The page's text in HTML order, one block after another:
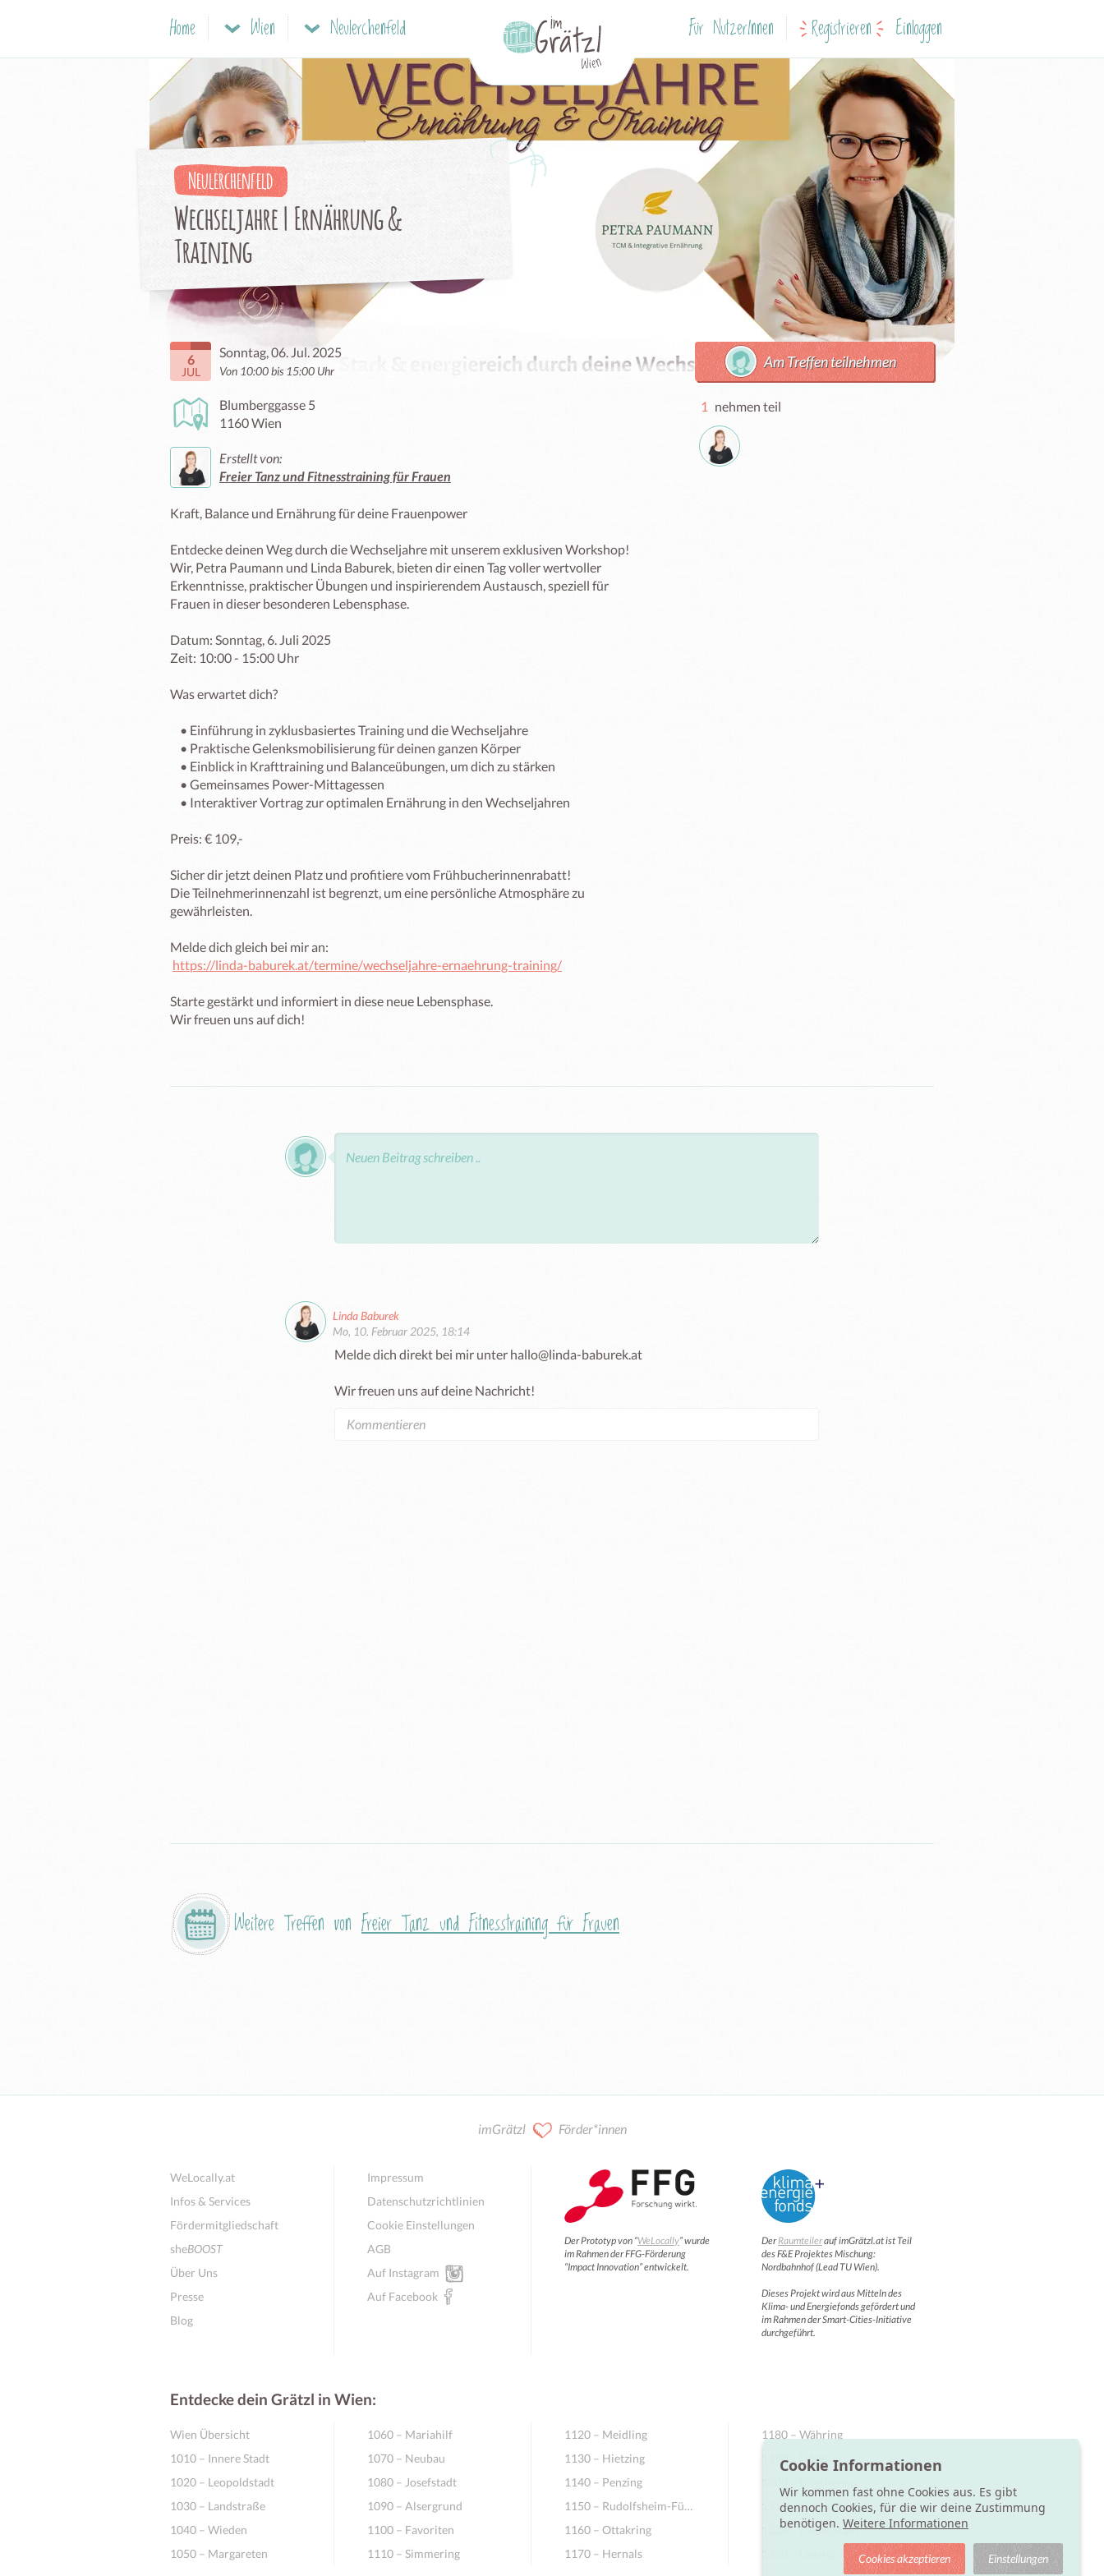
Home Wien Neulerchenfeld Für NutzerInnen Registrieren Einloggen
Neulerchenfeld
Wechseljahre | Ernährung &
Training
6
JUL
Sonntag, 06. Jul. 2025
Von 10:00 bis 15:00 Uhr
Blumberggasse 5
1160 Wien
Erstellt von:
Freier Tanz und Fitnesstraining für Frauen
Kraft, Balance und Ernährung für deine Frauenpower
Entdecke deinen Weg durch die Wechseljahre mit unserem exklusiven Workshop!
Wir, Petra Paumann und Linda Baburek, bieten dir einen Tag voller wertvoller
Erkenntnisse, praktischer Übungen und inspirierendem Austausch, speziell für
Frauen in dieser besonderen Lebensphase.
Datum: Sonntag, 6. Juli 2025
Zeit: 10:00 - 15:00 Uhr
Was erwartet dich?
Preis: € 109,-
Sicher dir jetzt deinen Platz und profitiere vom Frühbucherinnenrabatt!
Die Teilnehmerinnenzahl ist begrenzt, um eine persönliche Atmosphäre zu
gewährleisten.
Melde dich gleich bei mir an:
https://linda-baburek.at/termine/wechseljahre-ernaehrung-training/
Starte gestärkt und informiert in diese neue Lebensphase.
Wir freuen uns auf dich!
Am Treffen teilnehmen
1 nehmen teil
Linda Baburek
Mo, 10. Februar 2025, 18:14
Melde dich direkt bei mir unter hallo@linda-baburek.at
Wir freuen uns auf deine Nachricht!
Weitere Treffen von Freier Tanz und Fitnesstraining für Frauen
imGrätzl Förder*innen
WeLocally.at
Infos & Services
Fördermitgliedschaft
sheBOOST
Über Uns
Presse
Blog
Impressum
Datenschutzrichtlinien
Cookie Einstellungen
AGB
Auf Instagram
Auf Facebook
Der Prototyp von “WeLocally” wurde
im Rahmen der FFG-Förderung
“Impact Innovation” entwickelt.
DerRaumteilerauf imGrätzl.at ist Teil
des F&E Projektes Mischung:
Nordbahnhof (Lead TU Wien).
Dieses Projekt wird aus Mitteln des
Klima- und Energiefonds gefördert und
im Rahmen der Smart-Cities-Initiative
durchgeführt.
Entdecke dein Grätzl in Wien:
Wien Übersicht
1010 – Innere Stadt
1020 – Leopoldstadt
1030 – Landstraße
1040 – Wieden
1050 – Margareten
1060 – Mariahilf
1070 – Neubau
1080 – Josefstadt
1090 – Alsergrund
1100 – Favoriten
1110 – Simmering
1120 – Meidling
1130 – Hietzing
1140 – Penzing
1150 – Rudolfsheim-Fünfhaus
1160 – Ottakring
1170 – Hernals
1180 – Währing
1190 – Döbling
1200 – Brigittenau
1210 – Floridsdorf
1220 – Donaustadt
1230 – Liesing
Cookie Informationen
Wir kommen fast ohne Cookies aus. Es gibt
dennoch Cookies, für die wir deine Zustimmung
benötigen. Weitere Informationen
Cookies akzeptieren Einstellungen